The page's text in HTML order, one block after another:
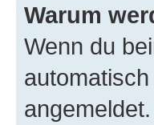
Warum
Wenn du